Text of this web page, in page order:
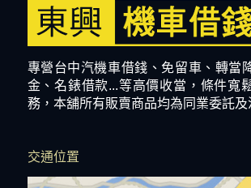
專營台中汽機車借錢、免留車、轉當
金、名錶借款...等高價收當，條件寬
務，本舖所有販賣商品均為同業委託及
交通位置